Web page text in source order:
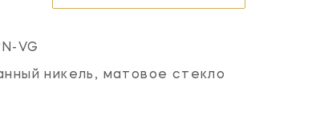
VG
никель, матовое стекло